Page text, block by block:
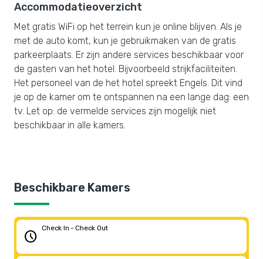
Accommodatieoverzicht
Met gratis WiFi op het terrein kun je online blijven. Als je
met de auto komt, kun je gebruikmaken van de gratis
parkeerplaats. Er zijn andere services beschikbaar voor
de gasten van het hotel. Bijvoorbeeld strijkfaciliteiten.
Het personeel van de het hotel spreekt Engels. Dit vind
je op de kamer om te ontspannen na een lange dag: een
tv. Let op: de vermelde services zijn mogelijk niet
beschikbaar in alle kamers.
Beschikbare Kamers
schedule
Check In - Check Out